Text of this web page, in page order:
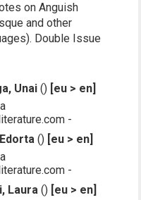
on Anguish
and other
Double Issue
Unai () [eu > en]
-
() [eu > en]
-
Laura () [eu > en]